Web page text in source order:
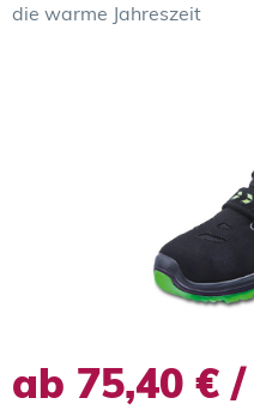
die warme Jahreszeit
ab 75,40 €